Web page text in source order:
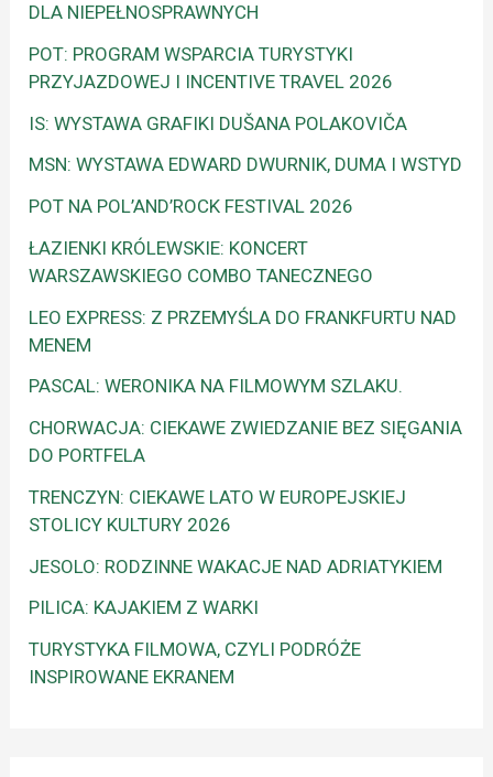
DLA NIEPEŁNOSPRAWNYCH
POT: PROGRAM WSPARCIA TURYSTYKI
PRZYJAZDOWEJ I INCENTIVE TRAVEL 2026
IS: WYSTAWA GRAFIKI DUŠANA POLAKOVIČA
MSN: WYSTAWA EDWARD DWURNIK, DUMA I WSTYD
POT NA POL’AND’ROCK FESTIVAL 2026
ŁAZIENKI KRÓLEWSKIE: KONCERT
WARSZAWSKIEGO COMBO TANECZNEGO
LEO EXPRESS: Z PRZEMYŚLA DO FRANKFURTU NAD
MENEM
PASCAL: WERONIKA NA FILMOWYM SZLAKU.
CHORWACJA: CIEKAWE ZWIEDZANIE BEZ SIĘGANIA
DO PORTFELA
TRENCZYN: CIEKAWE LATO W EUROPEJSKIEJ
STOLICY KULTURY 2026
JESOLO: RODZINNE WAKACJE NAD ADRIATYKIEM
PILICA: KAJAKIEM Z WARKI
TURYSTYKA FILMOWA, CZYLI PODRÓŻE
INSPIROWANE EKRANEM